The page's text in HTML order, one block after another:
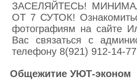
ЗАСЕЛЯЙТЕСЬ!
ОТ 7 СУТОК!
фотографиям на сайте
Вас связаться с
телефону 8(921) 912-14-
Общежитие УЮТ-эконом